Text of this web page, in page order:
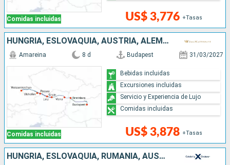
Comidas incluidas US$ 3,776 +Tasas
HUNGRÍA, ESLOVAQUIA, AUSTRIA, ALEMANIA
Comidas incluidas
Amareina 8 d Budapest 31/03/2027
US$ 3,878 +Tasas
Bebidas incluidas
Excursiones incluidas
Servicio y Experiencia de Lujo
Comidas incluidas
HUNGRÍA, ESLOVAQUIA, RUMANIA, AUSTRIA, ALEMANIA